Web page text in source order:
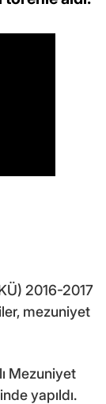
2016-2017
mezuniyet
Mezuniyet
yapıldı.